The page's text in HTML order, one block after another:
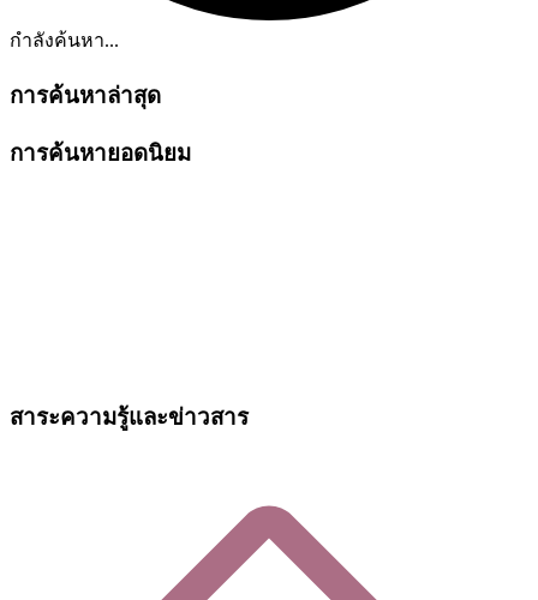
กำลังค้นหา...
การค้นหาล่าสุด
การค้นหายอดนิยม
สาระความรู้และข่าวสาร